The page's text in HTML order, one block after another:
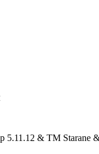
5.11.12 & TM Starane